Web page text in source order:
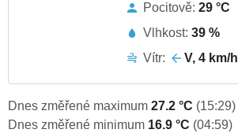
Pocitově: 29 °C
Vlhkost: 39 %
Vítr:
V, 4 km/h
Dnes změřené maximum 27.2 °C (15:29)
Dnes změřené minimum 16.9 °C (04:59)